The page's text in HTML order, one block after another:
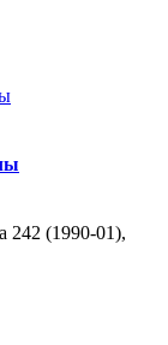
242 (1990-01),